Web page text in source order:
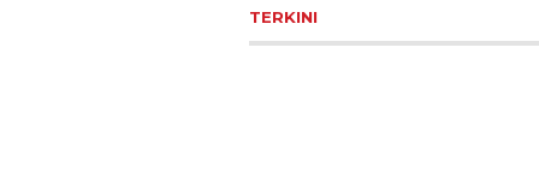
TERKINI